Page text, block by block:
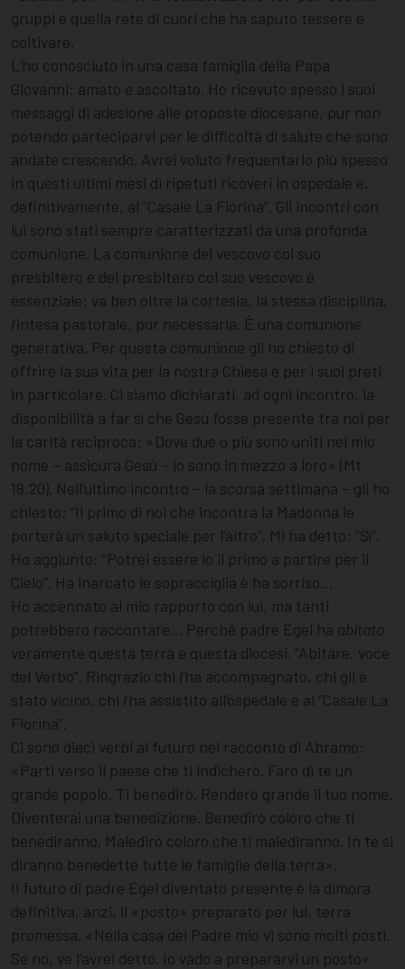
gruppi e quella rete di cuori che ha saputo tessere e
coltivare.
L’ho conosciuto in una casa famiglia della Papa
Giovanni: amato e ascoltato. Ho ricevuto spesso i suoi
messaggi di adesione alle proposte diocesane, pur non
potendo parteciparvi per le difficoltà di salute che sono
andate crescendo. Avrei voluto frequentarlo più spesso
in questi ultimi mesi di ripetuti ricoveri in ospedale e,
definitivamente, al “Casale La Fiorina”. Gli incontri con
lui sono stati sempre caratterizzati da una profonda
comunione. La comunione del vescovo col suo
presbitero e del presbitero col suo vescovo è
essenziale; va ben oltre la cortesia, la stessa disciplina,
l’intesa pastorale, pur necessaria. È una comunione
generativa. Per questa comunione gli ho chiesto di
offrire la sua vita per la nostra Chiesa e per i suoi preti
in particolare. Ci siamo dichiarati, ad ogni incontro, la
disponibilità a far sì che Gesù fosse presente tra noi per
la carità reciproca: «Dove due o più sono uniti nel mio
nome – assicura Gesù – io sono in mezzo a loro» (Mt
18,20). Nell’ultimo incontro – la scorsa settimana – gli ho
chiesto: “Il primo di noi che incontra la Madonna le
porterà un saluto speciale per l’altro”. Mi ha detto: “Sì”.
Ho aggiunto: “Potrei essere io il primo a partire per il
Cielo”. Ha inarcato le sopracciglia è ha sorriso…
Ho accennato al mio rapporto con lui, ma tanti
potrebbero raccontare… Perché padre Egel ha abitato
veramente questa terra e questa diocesi. “Abitare, voce
del Verbo”. Ringrazio chi l’ha accompagnato, chi gli è
stato vicino, chi l’ha assistito all’ospedale e al “Casale La
Fiorina”.
Ci sono dieci verbi al futuro nel racconto di Abramo:
«Parti verso il paese che ti indicherò. Farò di te un
grande popolo. Ti benedirò. Renderò grande il tuo nome.
Diventerai una benedizione. Benedirò coloro che ti
benediranno. Maledirò coloro che ti malediranno. In te si
diranno benedette tutte le famiglie della terra».
Il futuro di padre Egel diventato presente è la dimora
definitiva, anzi, il «posto» preparato per lui, terra
promessa. «Nella casa del Padre mio vi sono molti posti.
Se no, ve l’avrei detto. Io vado a prepararvi un posto»